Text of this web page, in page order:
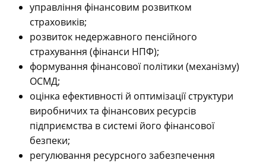
управління фінансовим розвитком
страховиків;
розвиток недержавного пенсійного
страхування (фінанси НПФ);
формування фінансової політики (механізму)
ОСМД;
оцінка ефективності й оптимізації структури
виробничих та фінансових ресурсів
підприємства в системі його фінансової
безпеки;
регулювання ресурсного забезпечення